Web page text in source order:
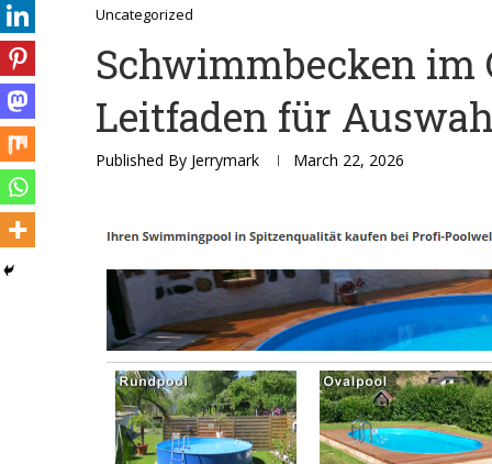
Uncategorized
Schwimmbecken im
Leitfaden für
Published By Jerrymark March 22, 2026